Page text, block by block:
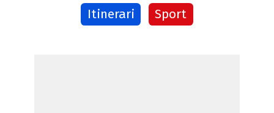
Itinerari Sport